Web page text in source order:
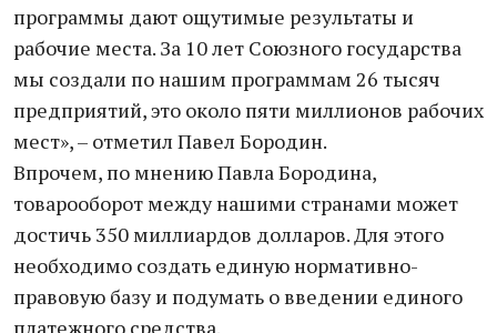
программы дают ощутимые результаты и
рабочие места. За 10 лет Союзного государства
мы создали по нашим программам 26 тысяч
предприятий, это около пяти миллионов рабочих
мест», – отметил Павел Бородин.
Впрочем, по мнению Павла Бородина,
товарооборот между нашими странами может
достичь 350 миллиардов долларов. Для этого
необходимо создать единую нормативно-
правовую базу и подумать о введении единого
платежного средства.